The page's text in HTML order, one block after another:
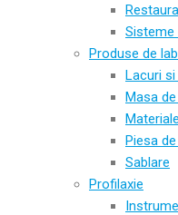
Sisteme
Produse de
Lacuri
Masa
Piesa
Sablare
Profilaxie